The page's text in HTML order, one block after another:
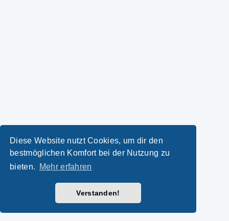
Diese Website nutzt Cookies, um dir den
bestmöglichen Komfort bei der Nutzung zu
bieten.
Mehr erfahren
Verstanden!